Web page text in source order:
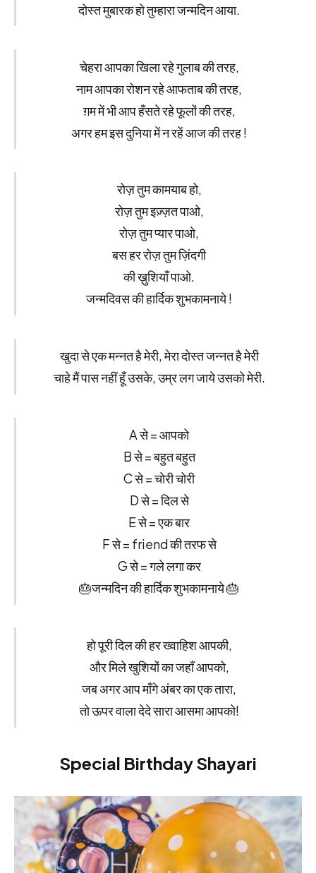
दोस्त मुबारक हो तुम्हारा जन्मदिन आया.
चेहरा आपका खिला रहे गुलाब की तरह,
नाम आपका रोशन रहे आफताब की तरह,
ग़म में भी आप हँसते रहे फूलों की तरह,
अगर हम इस दुनिया में न रहें आज की तरह !
रोज़ तुम कामयाब हो,
रोज़ तुम इज़्ज़त पाओ,
रोज़ तुम प्यार पाओ,
बस हर रोज़ तुम ज़िंदगी
की ख़ुशियाँ पाओ.
जन्मदिवस की हार्दिक शुभकामनाये !
खुदा से एक मन्नत है मेरी, मेरा दोस्त जन्नत है मेरी
चाहे मैं पास नहीं हूँ उसके, उम्र लग जाये उसको मेरी.
A से = आपको
B से = बहुत बहुत
C से = चोरी चोरी
D से = दिल से
E से = एक बार
F से = friend की तरफ से
G से = गले लगा कर
🎂जन्मदिन की हार्दिक शुभकामनाये 🎂
हो पूरी दिल की हर ख्वाहिश आपकी,
और मिले खुशियों का जहाँ आपको,
जब अगर आप माँगे अंबर का एक तारा,
तो ऊपर वाला देदे सारा आसमा आपको!
Special Birthday Shayari